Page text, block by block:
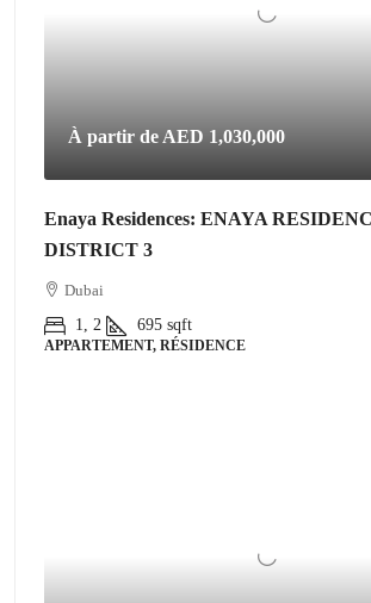
À partir de AED 1,030,000
Enaya Residences: ENAYA
DISTRICT 3
Dubai
1, 2
695 sqft
APPARTEMENT, RÉSIDENCE